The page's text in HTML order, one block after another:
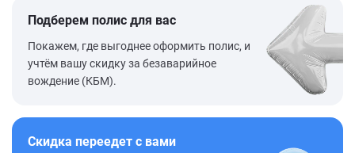
Подберем полис для вас
Покажем, где выгоднее оформить полис, и
учтём вашу скидку за безаварийное
вождение (КБМ).
Скидка переедет с вами